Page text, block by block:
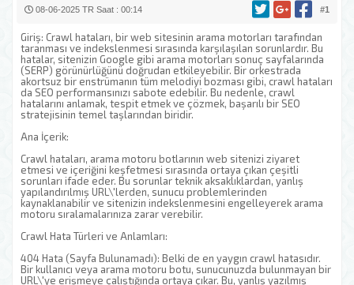
#1
08-06-2025 TR Saat : 00:14
Giriş: Crawl hataları, bir web sitesinin arama motorları tarafından
taranması ve indekslenmesi sırasında karşılaşılan sorunlardır. Bu
hatalar, sitenizin Google gibi arama motorları sonuç sayfalarında
(SERP) görünürlüğünü doğrudan etkileyebilir. Bir orkestrada
akortsuz bir enstrümanın tüm melodiyi bozması gibi, crawl hataları
da SEO performansınızı sabote edebilir. Bu nedenle, crawl
hatalarını anlamak, tespit etmek ve çözmek, başarılı bir SEO
stratejisinin temel taşlarından biridir.
Ana İçerik:
Crawl hataları, arama motoru botlarının web sitenizi ziyaret
etmesi ve içeriğini keşfetmesi sırasında ortaya çıkan çeşitli
sorunları ifade eder. Bu sorunlar teknik aksaklıklardan, yanlış
yapılandırılmış URL\'lerden, sunucu problemlerinden
kaynaklanabilir ve sitenizin indekslenmesini engelleyerek arama
motoru sıralamalarınıza zarar verebilir.
Crawl Hata Türleri ve Anlamları:
404 Hata (Sayfa Bulunamadı): Belki de en yaygın crawl hatasıdır.
Bir kullanıcı veya arama motoru botu, sunucunuzda bulunmayan bir
URL\'ye erişmeye çalıştığında ortaya çıkar. Bu, yanlış yazılmış